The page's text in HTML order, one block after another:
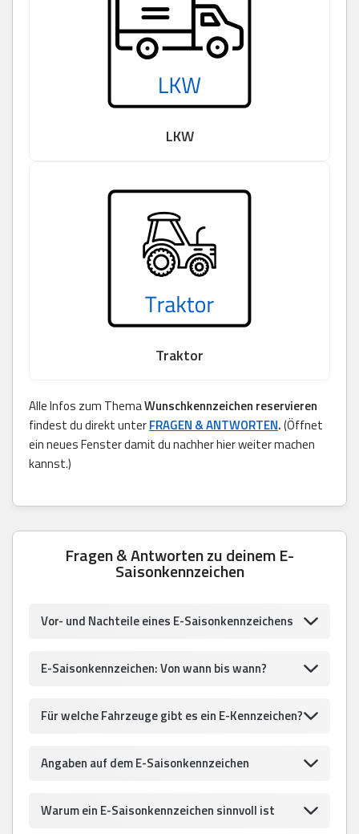
LKW
Traktor
Alle Infos zum ThemaWunschkennzeichen reservieren
findest du direkt unterFRAGEN & ANTWORTEN.(Öffnet
ein neues Fenster damit du nachher hier weiter machen
kannst.)
Fragen & Antworten zu deinem E-
Saisonkennzeichen
Vor- und Nachteile eines E-Saisonkennzeichens
E-Saisonkennzeichen: Von wann bis wann?
Für welche Fahrzeuge gibt es ein E-Kennzeichen?
Angaben auf dem E-Saisonkennzeichen
Warum ein E-Saisonkennzeichen sinnvoll ist